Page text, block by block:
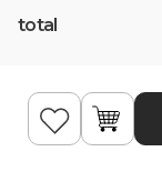
total